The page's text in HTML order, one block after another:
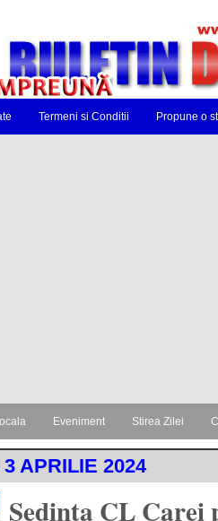
Termeni si Conditii Propune o
Eveniment Stirea Zilei
APRILIE 2024
Ședința CL